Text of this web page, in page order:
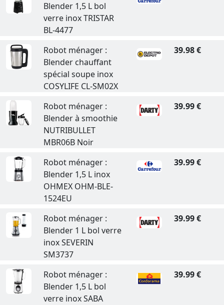
Blender 1,5 L bol
verre inox TRISTAR
BL-4477
Robot ménager :
Blender chauffant
spécial soupe inox
COSYLIFE CL-SM02X
39.98 €
Robot ménager :
Blender à smoothie
NUTRIBULLET
MBR06B Noir
39.99 €
Robot ménager :
Blender 1,5 L inox
OHMEX OHM-BLE-
1524EU
39.99 €
Robot ménager :
Blender 1 L bol verre
inox SEVERIN
SM3737
39.99 €
Robot ménager :
Blender 1,5 L bol
verre inox SABA
39.99 €